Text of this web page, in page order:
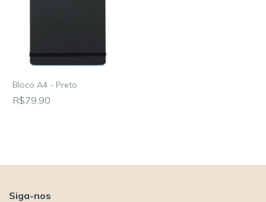
Bloco A4 - Preto
R$79,90
Siga-nos